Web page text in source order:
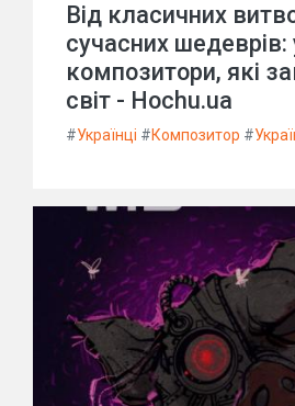
Від класичних
сучасних шедеврів:
композитори, які
світ - Hochu.ua
#Українці #Композитор #